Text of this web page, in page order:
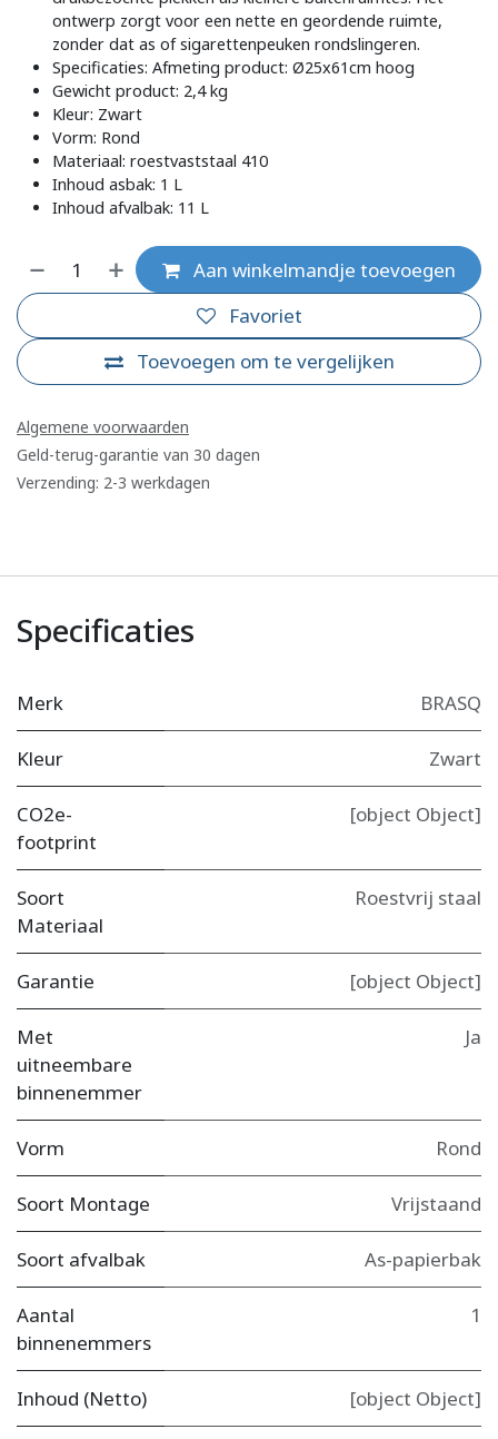
ontwerp zorgt voor een nette en geordende ruimte,
zonder dat as of sigarettenpeuken rondslingeren.
Specificaties: Afmeting product: Ø25x61cm hoog
Gewicht product: 2,4 kg
Kleur: Zwart
Vorm: Rond
Materiaal: roestvaststaal 410
Inhoud asbak: 1 L
Inhoud afvalbak: 11 L
Aan winkelmandje toevoegen
Toevoegen om te vergelijken
Favoriet
Algemene voorwaarden
Geld-terug-garantie van 30 dagen
Verzending: 2-3 werkdagen
Specificaties
Merk BRASQ
Kleur Zwart
CO2e-
footprint
[object Object]
Soort
Materiaal
Roestvrij staal
Garantie [object Object]
Met
uitneembare
binnenemmer
Ja
Vorm Rond
Soort Montage Vrijstaand
Soort afvalbak As-papierbak
Aantal
binnenemmers
1
Inhoud (Netto) [object Object]